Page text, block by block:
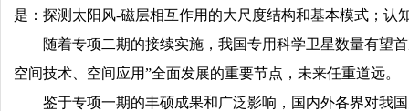
是：探测太阳风-磁层相互作用的大尺度结构和基本模式；
随着专项二期的接续实施，我国专用科学卫星数量有望
空间技术、空间应用”全面发展的重要节点，未来任重道远。
鉴于专项一期的丰硕成果和广泛影响，国内外各界对我